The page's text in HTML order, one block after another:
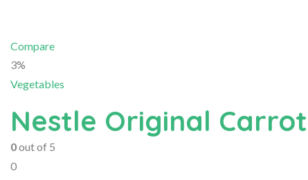
Compare
3%
Vegetables
Nestle Original
0out of 5
0